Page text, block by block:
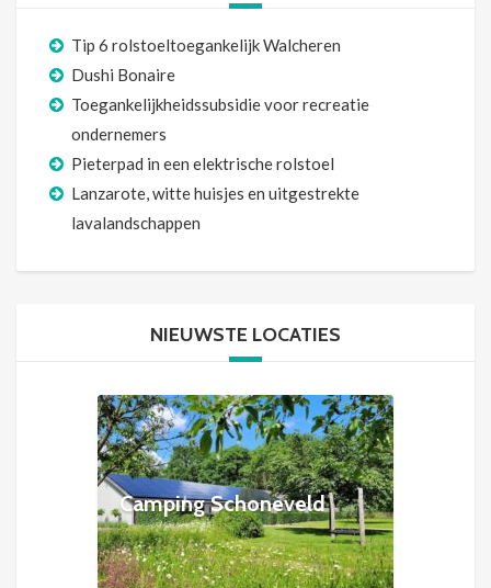
Tip 6 rolstoeltoegankelijk Walcheren
Dushi Bonaire
Toegankelijkheidssubsidie voor recreatie
ondernemers
Pieterpad in een elektrische rolstoel
Lanzarote, witte huisjes en uitgestrekte
lavalandschappen
NIEUWSTE LOCATIES
Camping Schoneveld